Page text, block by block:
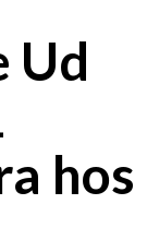
Ud
hos